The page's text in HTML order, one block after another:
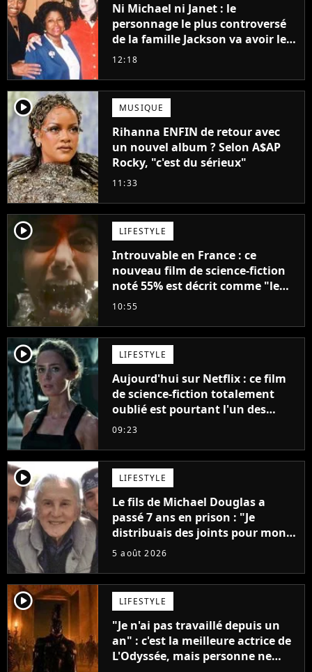
Ni Michael ni Janet : le
personnage le plus controversé
de la famille Jackson va avoir le
droit à sa propre série
12:18
player2 MUSIQUE
Rihanna ENFIN de retour avec
un nouvel album ? Selon A$AP
Rocky, "c'est du sérieux"
11:33
player2 LIFESTYLE
Introuvable en France : ce
nouveau film de science-fiction
noté 55% est décrit comme "le
plus stupide de l'année"
10:55
player2 LIFESTYLE
Aujourd'hui sur Netflix : ce film
de science-fiction totalement
oublié est pourtant l'un des
meilleurs des années 2010
09:23
player2 LIFESTYLE
Le fils de Michael Douglas a
passé 7 ans en prison : "Je
distribuais des joints pour mon
père"
5 août 2026
player2 LIFESTYLE
"Je n'ai pas travaillé depuis un
an" : c'est la meilleure actrice de
L'Odyssée, mais personne ne